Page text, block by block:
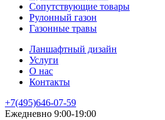
Сопутствующие товары
Рулонный газон
Газонные травы
Ланшафтный дизайн
Услуги
О нас
Контакты
+7(495)646-07-59
Ежедневно 9:00-19:00